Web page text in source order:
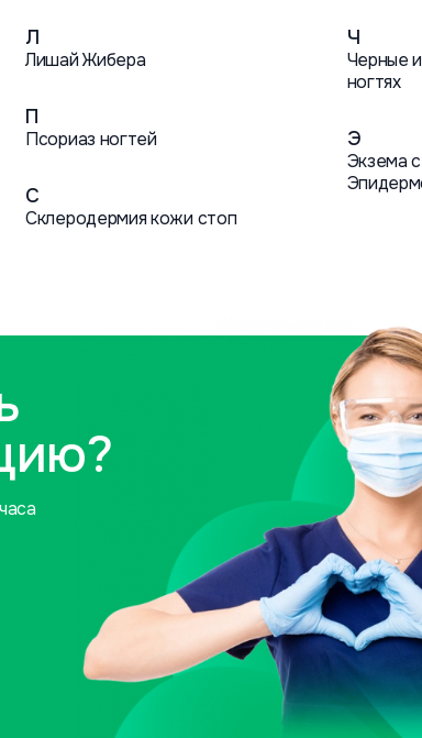
Л
Лишай Жибера
П
Псориаз ногтей
С
Склеродермия кожи стоп
Ч
Черные
ногтях
Э
Экзема